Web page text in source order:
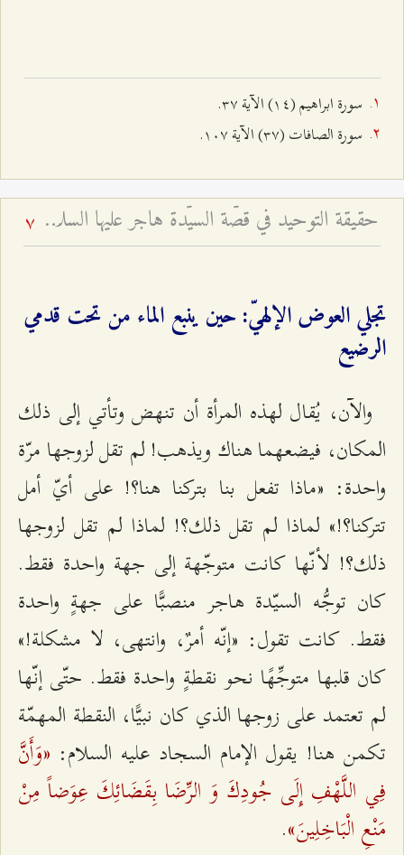
سورة ابراهيم (۱٤) الآية ٣۷.
سورة الصافات (٣۷) الآية ۱۰۷.
حقيقة التوحيد في قصّة السيّدة هاجر عليها السلام - لماذا يقتدي النبيّ والإمام بعمل امرأة؟ 7
تجلي العوض الإلهيّ: حين ينبع الماء من تحت قدمي
الرضيع
والآن، يُقال لهذه المرأة أن تنهض وتأتي إلى ذلك
المكان، فيضعهما هناك ويذهب! لم تقل لزوجها مرّة
واحدة: «ماذا تفعل بنا بتركنا هنا؟! على أيّ أمل
تتركنا؟!» لماذا لم تقل ذلك؟! لماذا لم تقل لزوجها
ذلك؟! لأنّها كانت متوجّهة إلى جهة واحدة فقط.
كان توجُّه السيّدة هاجر منصبًّا على جهةٍ واحدة
فقط. كانت تقول: «إنّه أمرٌ، وانتهى، لا مشكلة!»
كان قلبها متوجِّهًا نحو نقطةٍ واحدة فقط. حتّى إنّها
لم تعتمد على زوجها الذي كان نبيًّا، النقطة المهمّة
تكمن هنا! يقول الإمام السجاد عليه السلام: «وَأَنَّ
فِي اللَّهْفِ إِلَى جُودِكَ وَ الرِّضَا بِقَضَائِكَ عِوَضاً مِنْ
مَنْعِ الْبَاخِلِينَ».